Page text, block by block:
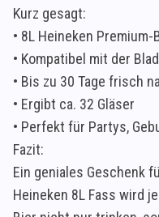
Kurz gesagt:
• 8L Heineken Premium-
• Kompatibel mit der
• Bis zu 30 Tage frisch
• Ergibt ca. 32 Gläser
• Perfekt für Partys,
Fazit:
Ein geniales Geschenk
Heineken 8L Fass wird